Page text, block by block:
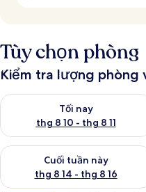
Tùy chọn phòng
Kiểm tra lượng phòng
Tối nay
thg 8 10 - thg 8 11
Kiểm tra lượng phòng tối nay
Cuối tuần này
thg 8 14 - thg 8 16
Kiểm tra lượng phòng cuối